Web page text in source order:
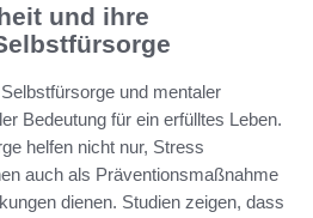
und ihre
und mentaler
Bedeutung für ein erfülltes Leben.
helfen nicht nur, Stress
auch als Präventionsmaßnahme
dienen. Studien zeigen, dass